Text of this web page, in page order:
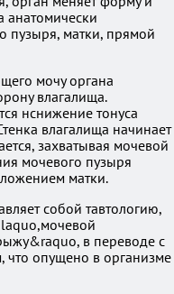
анатомически
пузыря, матки, прямой
мочу органа
влагалища.
нснижение тонуса
влагалища начинает
захватывая мочевой
мочевого пузыря
матки.
собой тавтологию,
в переводе с
что опущено в организме